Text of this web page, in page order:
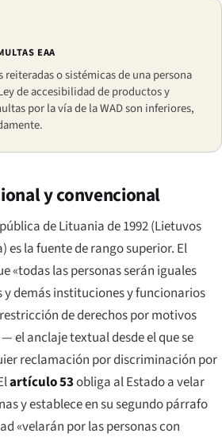
EAA
o sistémicas de una persona
de accesibilidad de productos y
por la vía de la WAD son inferiores,
y convencional
de Lituania de 1992 (Lietuvos
) es la fuente de rango superior. El
«todas las personas serán iguales
y demás instituciones y funcionarios
de derechos por motivos
el anclaje textual desde el que se
reclamación por discriminación por
artículo 53obliga al Estado a velar
y establece en su segundo párrafo
«velarán por las personas con